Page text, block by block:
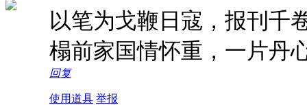
以笔为戈鞭日寇，报刊千
榻前家国情怀重，一片丹
回复
使用道具 举报